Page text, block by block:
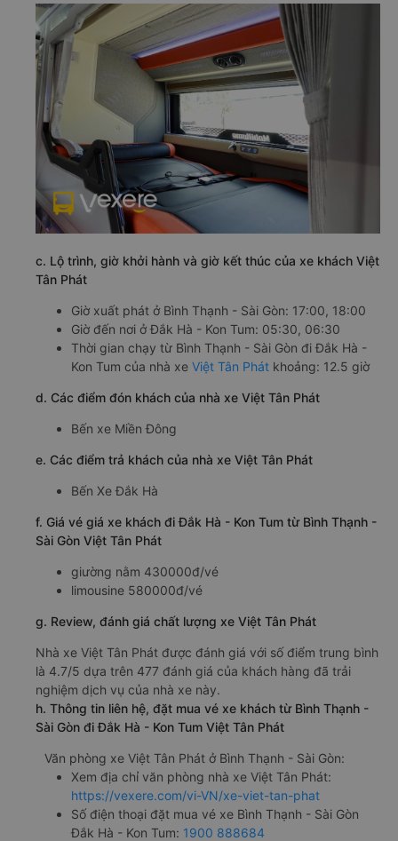
c. Lộ trình, giờ khởi hành và giờ kết thúc của xe khách Việt
Tân Phát
Giờ xuất phát ở Bình Thạnh - Sài Gòn: 17:00, 18:00
Giờ đến nơi ở Đắk Hà - Kon Tum: 05:30, 06:30
Thời gian chạy từ Bình Thạnh - Sài Gòn đi Đắk Hà -
Kon Tum của nhà xe Việt Tân Phát khoảng: 12.5 giờ
d. Các điểm đón khách của nhà xe Việt Tân Phát
Bến xe Miền Đông
e. Các điểm trả khách của nhà xe Việt Tân Phát
Bến Xe Đắk Hà
f. Giá vé giá xe khách đi Đắk Hà - Kon Tum từ Bình Thạnh -
Sài Gòn Việt Tân Phát
giường nằm 430000đ/vé
limousine 580000đ/vé
g. Review, đánh giá chất lượng xe Việt Tân Phát
Nhà xe Việt Tân Phát được đánh giá với số điểm trung bình
là 4.7/5 dựa trên 477 đánh giá của khách hàng đã trải
nghiệm dịch vụ của nhà xe này.
h. Thông tin liên hệ, đặt mua vé xe khách từ Bình Thạnh -
Sài Gòn đi Đắk Hà - Kon Tum Việt Tân Phát
Văn phòng xe Việt Tân Phát ở Bình Thạnh - Sài Gòn:
Xem địa chỉ văn phòng nhà xe Việt Tân Phát:
https://vexere.com/vi-VN/xe-viet-tan-phat
Số điện thoại đặt mua vé xe Bình Thạnh - Sài Gòn
Đắk Hà - Kon Tum: 1900 888684